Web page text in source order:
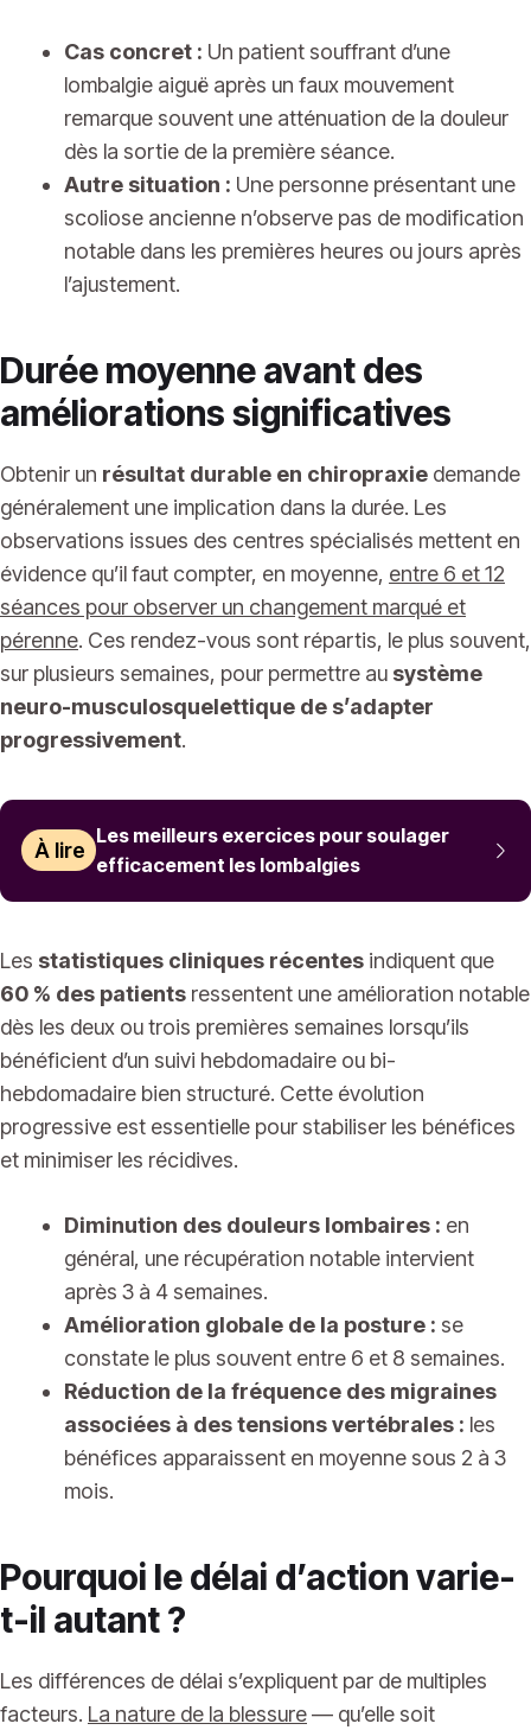
Cas concret : Un patient souffrant d’une
lombalgie aiguë après un faux mouvement
remarque souvent une atténuation de la douleur
dès la sortie de la première séance.
Autre situation : Une personne présentant une
scoliose ancienne n’observe pas de modification
notable dans les premières heures ou jours après
l’ajustement.
Durée moyenne avant des
améliorations significatives
Obtenir un résultat durable en chiropraxie demande
généralement une implication dans la durée. Les
observations issues des centres spécialisés mettent en
évidence qu’il faut compter, en moyenne, entre 6 et 12
séances pour observer un changement marqué et
pérenne. Ces rendez-vous sont répartis, le plus souvent,
sur plusieurs semaines, pour permettre au système
neuro-musculosquelettique de s’adapter
progressivement.
À lire
Les meilleurs exercices pour soulager
efficacement les lombalgies
Les statistiques cliniques récentes indiquent que
60 % des patients ressentent une amélioration notable
dès les deux ou trois premières semaines lorsqu’ils
bénéficient d’un suivi hebdomadaire ou bi-
hebdomadaire bien structuré. Cette évolution
progressive est essentielle pour stabiliser les bénéfices
et minimiser les récidives.
Diminution des douleurs lombaires : en
général, une récupération notable intervient
après 3 à 4 semaines.
Amélioration globale de la posture : se
constate le plus souvent entre 6 et 8 semaines.
Réduction de la fréquence des migraines
associées à des tensions vertébrales : les
bénéfices apparaissent en moyenne sous 2 à 3
mois.
Pourquoi le délai d’action varie-
t-il autant ?
Les différences de délai s’expliquent par de multiples
facteurs. La nature de la blessure— qu’elle soit